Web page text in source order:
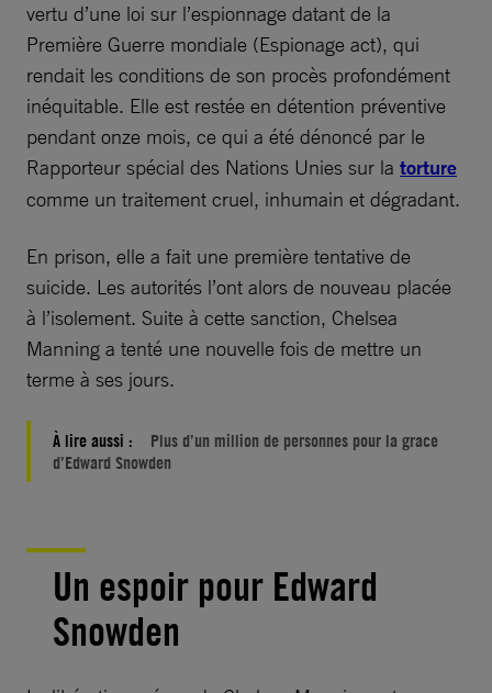
vertu d’une loi sur l’espionnage datant de la
Première Guerre mondiale (Espionage act), qui
rendait les conditions de son procès profondément
inéquitable. Elle est restée en détention préventive
pendant onze mois, ce qui a été dénoncé par le
Rapporteur spécial des Nations Unies sur la torture
comme un traitement cruel, inhumain et dégradant.
En prison, elle a fait une première tentative de
suicide. Les autorités l’ont alors de nouveau placée
à l’isolement. Suite à cette sanction, Chelsea
Manning a tenté une nouvelle fois de mettre un
terme à ses jours.
À lire aussi :
Plus d’un million de personnes pour la grace
d’Edward Snowden
Un espoir pour Edward
Snowden